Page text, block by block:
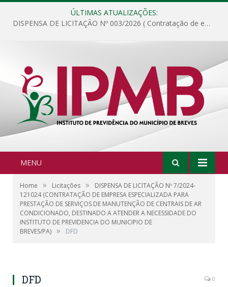
ÚLTIMAS ATUALIZAÇÕES:
DISPENSA DE LICITAÇÃO Nº 003/2026 ( Contratação de empresa para fornecimento de gêneros alimentícios não perecíveis, materiais de expediente, descartáveis, copa e cozinha, para análise e posterior publicação.)
MENU
Home » Licitações »
DISPENSA DE LICITAÇÃO Nº 7/2024-
121024 (CONTRATAÇÃO DE EMPRESA ESPECIALIZADA PARA
PRESTAÇÃO DE SERVIÇOS DE MANUTENÇÃO DE CENTRAIS DE AR
CONDICIONADO, DESTINADO A ATENDER A NECESSIDADE DO
INSTITUTO DE PREVIDENCIA DO MUNICIPIO DE
BREVES/PA) » DFD
DFD 0